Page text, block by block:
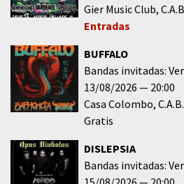
Gier Music Club
Entradas
BUFFALO
Bandas invitadas:
13/08/2026
20:00
Casa Colombo
Gratis
DISLEPSIA
Bandas invitadas: